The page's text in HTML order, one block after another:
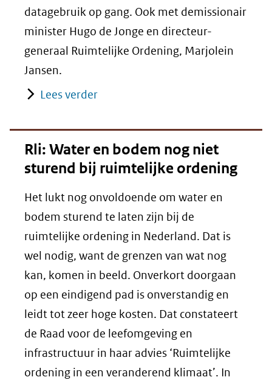
datagebruik op gang. Ook met demissionair
minister Hugo de Jonge en directeur-
generaal Ruimtelijke Ordening, Marjolein
Jansen.
Lees verder
Rli: Water en bodem nog niet
sturend bij ruimtelijke ordening
Het lukt nog onvoldoende om water en
bodem sturend te laten zijn bij de
ruimtelijke ordening in Nederland. Dat is
wel nodig, want de grenzen van wat nog
kan, komen in beeld. Onverkort doorgaan
op een eindigend pad is onverstandig en
leidt tot zeer hoge kosten. Dat constateert
de Raad voor de leefomgeving en
infrastructuur in haar advies ‘Ruimtelijke
ordening in een veranderend klimaat’. In